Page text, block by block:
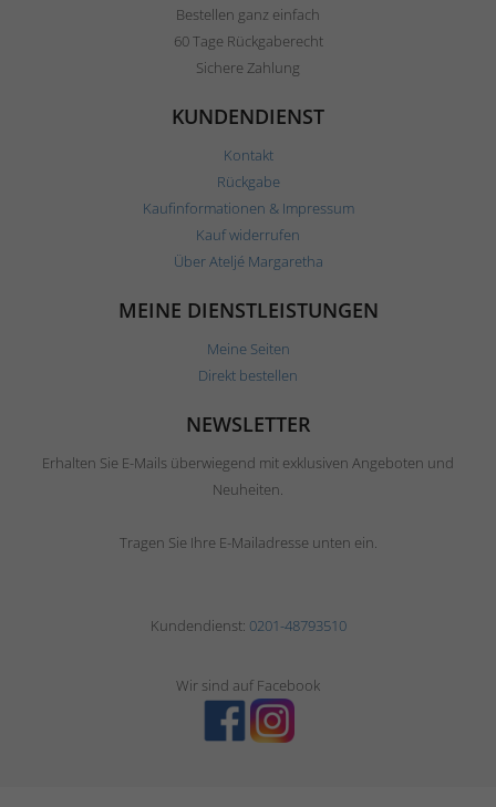
Bestellen ganz einfach
60 Tage Rückgaberecht
Sichere Zahlung
KUNDENDIENST
Kontakt
Rückgabe
Kaufinformationen & Impressum
Kauf widerrufen
Über Ateljé Margaretha
MEINE DIENSTLEISTUNGEN
Meine Seiten
Direkt bestellen
NEWSLETTER
Erhalten Sie E-Mails überwiegend mit exklusiven Angeboten und
Neuheiten.
Tragen Sie Ihre E-Mailadresse unten ein.
Kundendienst: 0201-48793510
Wir sind auf Facebook